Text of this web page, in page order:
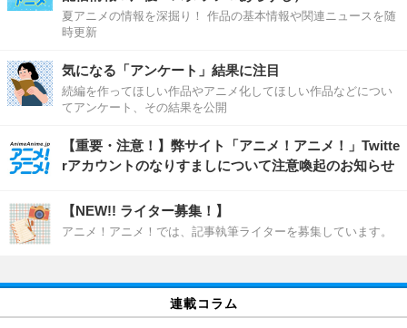
夏アニメの情報を深掘り！ 作品の基本情報や関連ニュースを随
時更新
気になる「アンケート」結果に注目
続編を作ってほしい作品やアニメ化してほしい作品などについ
てアンケート、その結果を公開
【重要・注意！】弊サイト「アニメ！アニメ！」Twitte
rアカウントのなりすましについて注意喚起のお知らせ
【NEW!! ライター募集！】
アニメ！アニメ！では、記事執筆ライターを募集しています。
連載コラム